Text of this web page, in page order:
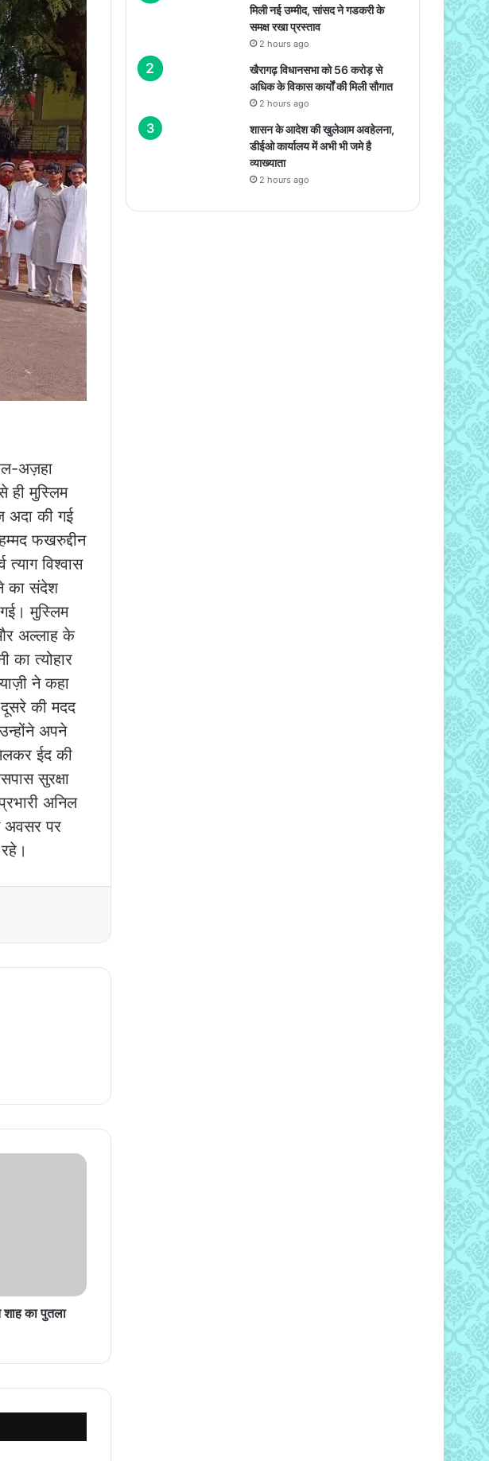
अज़हा
ही मुस्लिम
अदा की गई
फखरुद्दीन
विश्वास
का संदेश
मुस्लिम
अल्लाह के
का त्योहार
ने कहा
की मदद
अपने
ईद की
सुरक्षा
अनिल
अवसर पर
शाह का पुतला
मिली नई उम्मीद, सांसद ने गडकरी के
समक्ष रखा प्रस्ताव
2 hours ago
खैरागढ़ विधानसभा को 56 करोड़ से
अधिक के विकास कार्यों की मिली सौगात
2 hours ago
शासन के आदेश की खुलेआम अवहेलना,
डीईओ कार्यालय में अभी भी जमे है
व्याख्याता
2 hours ago